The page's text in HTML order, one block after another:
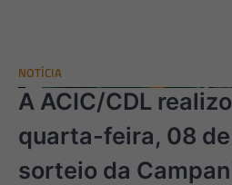
NOTÍCIA
A ACIC/CDL
quarta-feira, 08
sorteio da